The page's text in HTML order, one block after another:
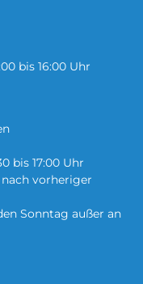
bis 16:00 Uhr
bis 17:00 Uhr
nach vorheriger
Sonntag außer an